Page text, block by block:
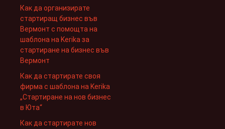
Как да организирате
стартиращ бизнес във
Вермонт с помощта на
шаблона на Kerika за
стартиране на бизнес във
Вермонт
Как да стартирате своя
фирма с шаблона на Kerika
„Стартиране на нов бизнес
в Юта“
Как да стартирате нов